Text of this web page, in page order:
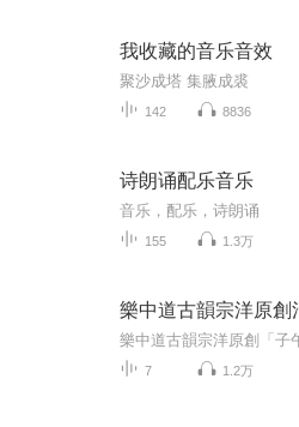
我收藏的音乐音效
聚沙成塔 集腋成裘
142 8836
诗朗诵配乐音乐
音乐，配乐，诗朗诵
155 1.3万
樂中道古韻宗洋原創
7 1.2万